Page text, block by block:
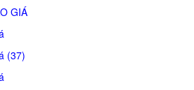
GIÁ
(37)